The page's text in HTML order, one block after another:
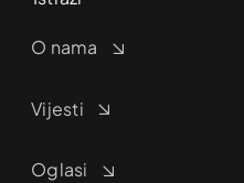
O nama
Vijesti
Oglasi